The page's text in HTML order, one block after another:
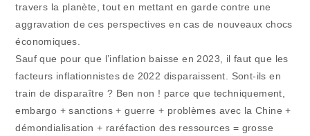
travers la planète, tout en mettant en garde contre une
aggravation de ces perspectives en cas de nouveaux chocs
économiques.
Sauf que pour que l’inflation baisse en 2023, il faut que les
facteurs inflationnistes de 2022 disparaissent. Sont-ils en
train de disparaître ? Ben non ! parce que techniquement,
embargo + sanctions + guerre + problèmes avec la Chine +
démondialisation + raréfaction des ressources = grosse